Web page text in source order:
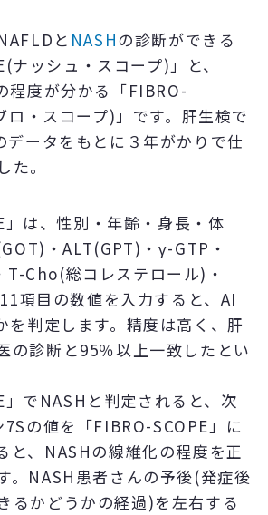
と NASHの診断ができる
ナッシュ・スコープ)」と、
程度が分かる「FIBRO-
ロ・スコープ)」です。肝生検で
データをもとに３年がかりで仕
た。
」は、性別・年齢・身長・体
・ALT(GPT)・γ-GTP・
T-Cho(総コレステロール)・
項目の数値を入力すると、AI
を判定します。精度は高く、肝
の診断と95％以上一致したとい
」でNASHと判定されると、次
の値を「FIBRO-SCOPE」に
と、NASHの線維化の程度を正
。NASH患者さんの予後(発症後
るかどうかの経過)を左右する